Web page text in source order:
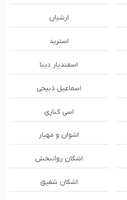
ارشیان
استرید
اسفندیار دیبا
اسماعیل ذبیحی
اسی کناری
اشوان و مهیار
اشکان روانبخش
اشکان شفیق